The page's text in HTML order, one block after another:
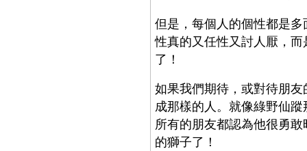
但是，每個人的個性都是
性真的又任性又討人厭，
了！
如果我們期待，或對待朋
成那樣的人。就像綠野仙
所有的朋友都認為他很勇
的獅子了！